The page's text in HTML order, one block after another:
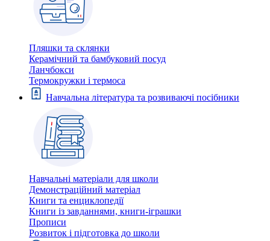
Пляшки та склянки
Керамічний та бамбуковий посуд
Ланчбокси
Термокружки і термоса
Навчальна література та розвиваючі посібники
Навчальні матеріали для школи
Демонстраційний матеріал
Книги та енциклопедії
Книги із завданнями, книги-іграшки
Прописи
Розвиток і підготовка до школи